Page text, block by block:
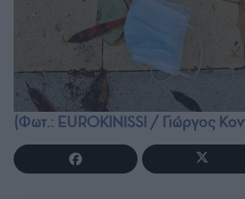
(Φωτ.: EUROKINISSI / Γιώργος